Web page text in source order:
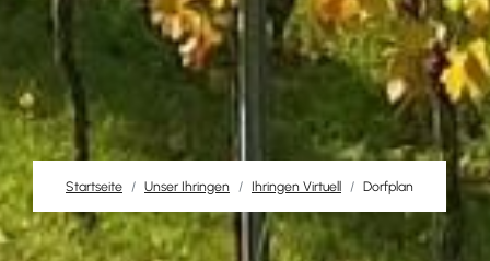
Startseite Unser Ihringen Ihringen Virtuell Dorfplan